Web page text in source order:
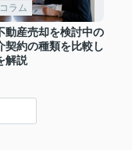
ラム
動産売却を検討中の
契約の種類を比較し
解説